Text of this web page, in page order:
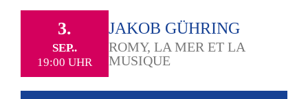
3.
SEP..
19:00 UHR
JAKOB GÜHRING
ROMY, LA MER ET LA
MUSIQUE